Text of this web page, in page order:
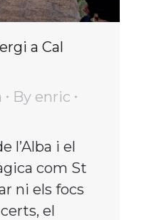
a Cal
By enric
l’Alba i el
com St
ni els focs
el